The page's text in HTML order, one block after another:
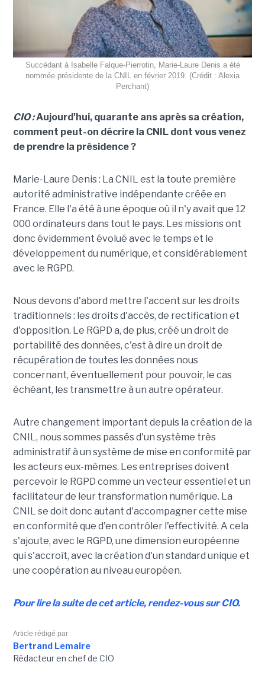
Succédant à Isabelle Falque-Pierrotin, Marie-Laure Denis a été
nommée présidente de la CNIL en février 2019. (Crédit : Alexia
Perchant)
CIO :Aujourd'hui, quarante ans après sa création,
comment peut-on décrire la CNIL dont vous venez
de prendre la présidence ?
Marie-Laure Denis : La CNIL est la toute première
autorité administrative indépendante créée en
France. Elle l'a été à une époque où il n'y avait que 12
000 ordinateurs dans tout le pays. Les missions ont
donc évidemment évolué avec le temps et le
développement du numérique, et considérablement
avec le RGPD.
Nous devons d'abord mettre l'accent sur les droits
traditionnels : les droits d'accès, de rectification et
d'opposition. Le RGPD a, de plus, créé un droit de
portabilité des données, c'est à dire un droit de
récupération de toutes les données nous
concernant, éventuellement pour pouvoir, le cas
échéant, les transmettre à un autre opérateur.
Autre changement important depuis la création de la
CNIL, nous sommes passés d'un système très
administratif à un système de mise en conformité par
les acteurs eux-mêmes. Les entreprises doivent
percevoir le RGPD comme un vecteur essentiel et un
facilitateur de leur transformation numérique. La
CNIL se doit donc autant d'accompagner cette mise
en conformité que d'en contrôler l'effectivité. A cela
s'ajoute, avec le RGPD, une dimension européenne
qui s'accroît, avec la création d'un standard unique et
une coopération au niveau européen.
Pour lire la suite de cet article, rendez-vous sur CIO.
Article rédigé par
Bertrand Lemaire
Rédacteur en chef de CIO